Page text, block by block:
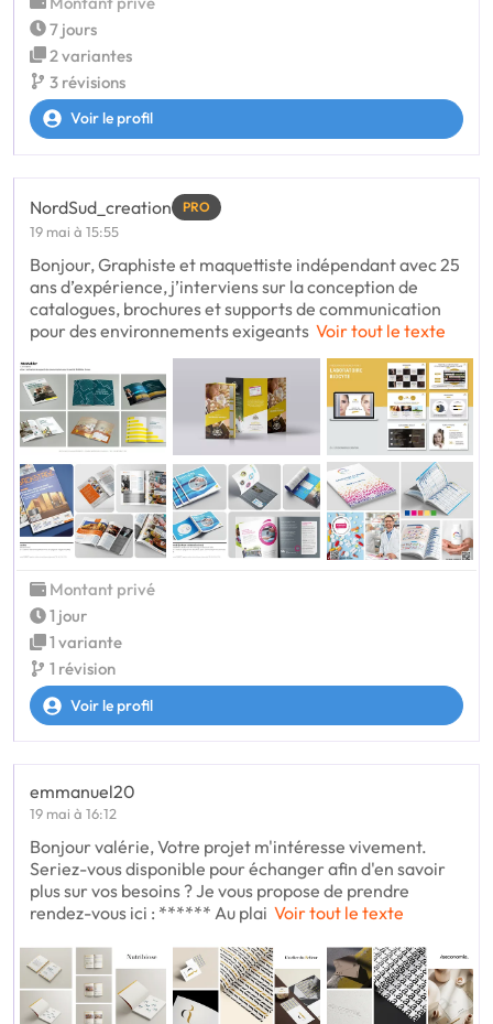
7 jours
2 variantes
3 révisions
Voir le profil
NordSud_creation PRO
19 mai à 15:55
Bonjour, Graphiste et maquettiste indépendant avec 25
ans d’expérience, j’interviens sur la conception de
catalogues, brochures et supports de communication
pour des environnements exigeants Voir tout le texte
Montant privé
1 jour
1 variante
1 révision
Voir le profil
emmanuel20
19 mai à 16:12
Bonjour valérie, Votre projet m'intéresse vivement.
Seriez-vous disponible pour échanger afin d'en savoir
plus sur vos besoins ? Je vous propose de prendre
rendez-vous ici : ****** Au plai Voir tout le texte